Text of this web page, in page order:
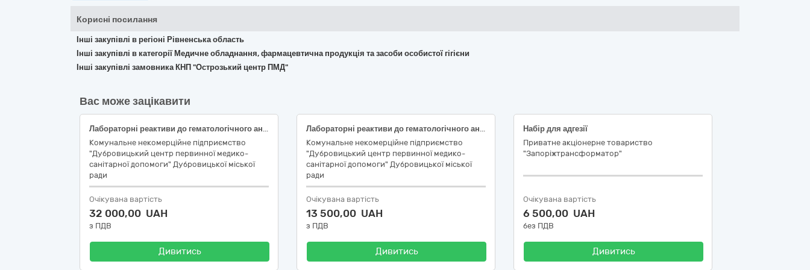
Корисні посилання
Інші закупівлі в регіоні Рівненська область
Інші закупівлі в категорії Медичне обладнання, фармацевтична продукція та засоби особистої гігієни
Інші закупівлі замовника КНП "Острозький центр ПМД"
Вас може зацікавити
Лабораторні реактиви до гематологічного аналізатора BC-20s Mindray
Комунальне некомерційне підприємство
"Дубровицький центр первинної медико-
санітарної допомоги" Дубровицької міської
ради
Очікувана вартість
32 000,00 UAH
з ПДВ
Дивитись
Лабораторні реактиви до гематологічного аналізатора Zybio Z3/Z3 CRP
Комунальне некомерційне підприємство
"Дубровицький центр первинної медико-
санітарної допомоги" Дубровицької міської
ради
Очікувана вартість
13 500,00 UAH
з ПДВ
Дивитись
Набір для адгезії
Приватне акціонерне товариство
"Запоріжтрансформатор"
Очікувана вартість
6 500,00 UAH
без ПДВ
Дивитись